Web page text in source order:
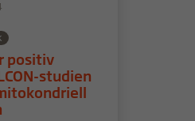
positiv
studien